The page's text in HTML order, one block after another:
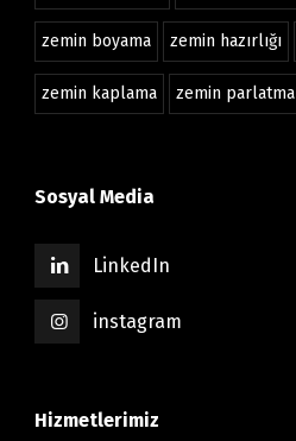
zemin boyama zemin hazırlığı
zemin kaplama zemin parlatma
Sosyal Media
LinkedIn
instagram
Hizmetlerimiz